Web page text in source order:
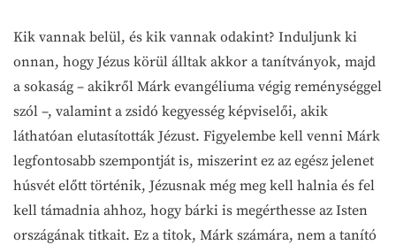
Kik vannak belül, és kik vannak odakint? Induljunk ki
onnan, hogy Jézus körül álltak akkor a tanítványok, majd
a sokaság – akikről Márk evangéliuma végig reménységgel
szól –, valamint a zsidó kegyesség képviselői, akik
láthatóan elutasították Jézust. Figyelembe kell venni Márk
legfontosabb szempontját is, miszerint ez az egész jelenet
húsvét előtt történik, Jézusnak még meg kell halnia és fel
kell támadnia ahhoz, hogy bárki is megérthesse az Isten
országának titkait. Ez a titok, Márk számára, nem a tanító